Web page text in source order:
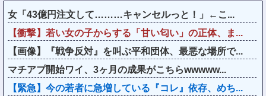
女「43億円注文して………キャンセルっと！」←こ...
【衝撃】若い女の子からする「甘い匂い」の正体、ま...
【画像】『戦争反対』を叫ぶ平和団体、最悪な場所で...
マチアプ開始ワイ、3ヶ月の成果がこちらwwwww...
【緊急】今の若者に急増している『コレ』依存、めち...